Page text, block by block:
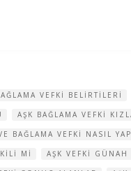
VEFKI BELIRTILERI
AŞK BAĞLAMA VEFKI
BAĞLAMA VEFKI NASIL
MI
AŞK VEFKI